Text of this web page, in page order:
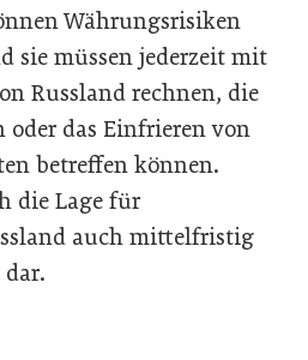
Währungsrisiken
sie müssen jederzeit mit
Russland rechnen, die
das Einfrieren von
betreffen können.
die Lage für
auch mittelfristig